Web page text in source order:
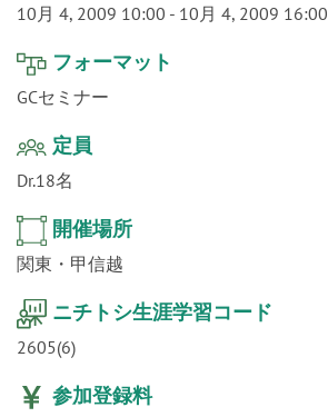
10月 4, 2009 10:00 - 10月 4, 2009 16:00
フォーマット
GCセミナー
定員
Dr.18名
開催場所
関東・甲信越
ニチトシ生涯学習コード
2605(6)
参加登録料